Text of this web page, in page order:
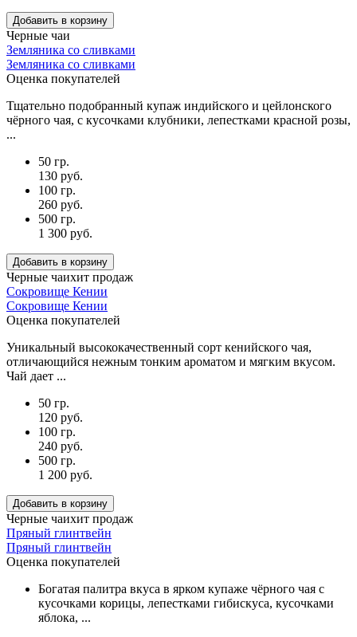
Добавить в корзину
Черные чаи
Земляника со сливками
Земляника со сливками
Оценка покупателей
Тщательно подобранный купаж индийского и цейлонского
чёрного чая, с кусочками клубники, лепестками красной розы,
...
50 гр.
130 руб.
100 гр.
260 руб.
500 гр.
1 300 руб.
Добавить в корзину
Черные чаихит продаж
Сокровище Кении
Сокровище Кении
Оценка покупателей
Уникальный высококачественный сорт кенийского чая,
отличающийся нежным тонким ароматом и мягким вкусом.
Чай дает ...
50 гр.
120 руб.
100 гр.
240 руб.
500 гр.
1 200 руб.
Добавить в корзину
Черные чаихит продаж
Пряный глинтвейн
Пряный глинтвейн
Оценка покупателей
Богатая палитра вкуса в ярком купаже чёрного чая с
кусочками корицы, лепестками гибискуса, кусочками
яблока, ...